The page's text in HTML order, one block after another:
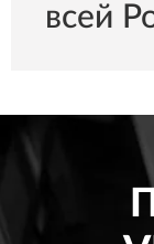
всей